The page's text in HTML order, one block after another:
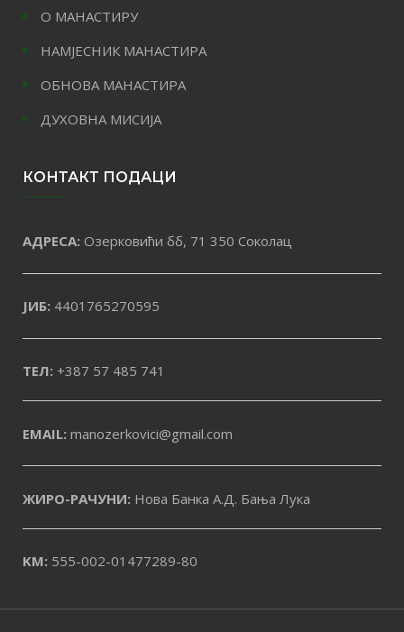
О МАНАСТИРУ
НАМЈЕСНИК МАНАСТИРА
ОБНОВА МАНАСТИРА
ДУХОВНА МИСИЈА
КОНТАКТ ПОДАЦИ
АДРЕСА: Озерковићи бб, 71 350 Соколац
ЈИБ: 4401765270595
ТЕЛ: +387 57 485 741
EMAIL: manozerkovici@gmail.com
ЖИРО-РАЧУНИ: Нова Банка А.Д. Бања Лука
KM: 555-002-01477289-80